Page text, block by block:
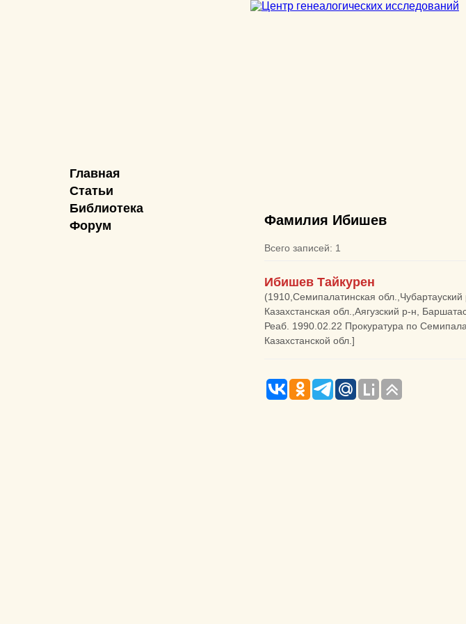
Главная
Статьи
Библиотека
Форум
Фамилия Ибишев
Всего записей: 1
Ибишев Тайкурен
(1910,Семипалатинская
Казахстанская обл.,Аягузский р-н,
Реаб. 1990.02.22 Прокуратура по
Казахстанской обл.]